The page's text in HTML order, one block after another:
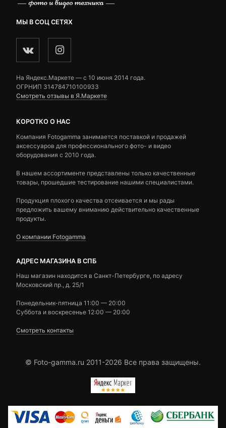
МЫ В СОЦ СЕТЯХ
На Яндекс.Маркете — c 10 июня 2014 года.
ОГРНИП 314784710100933
Смотреть отзывы в Я.Маркете
КОРОТКО О НАС
Компания Fotogamma занимается поставкой и продажей
аксессуаров для профессионального фото- и видео
оборудования с 2010 года.
В нашем ассортименте представлены только качественные
товары, прошедшие тестирование нашими специалистами.
Продукция плохого качества отсеивается и мы рады
предложить вашему вниманию действительно качественные
продукты.
О компании Fotogamma
АДРЕС МАГАЗИНА В СПБ
Наш магазин находится в Санкт-Петербурге, по адресу
Московский пр., д. 25/1
Понедельник-пятница 11:00 — 20:00
Суббота и воскресенье 12:00 — 20:00
Смотреть контакты
© Foto-gamma.ru 2011-2026 Все права защищены.